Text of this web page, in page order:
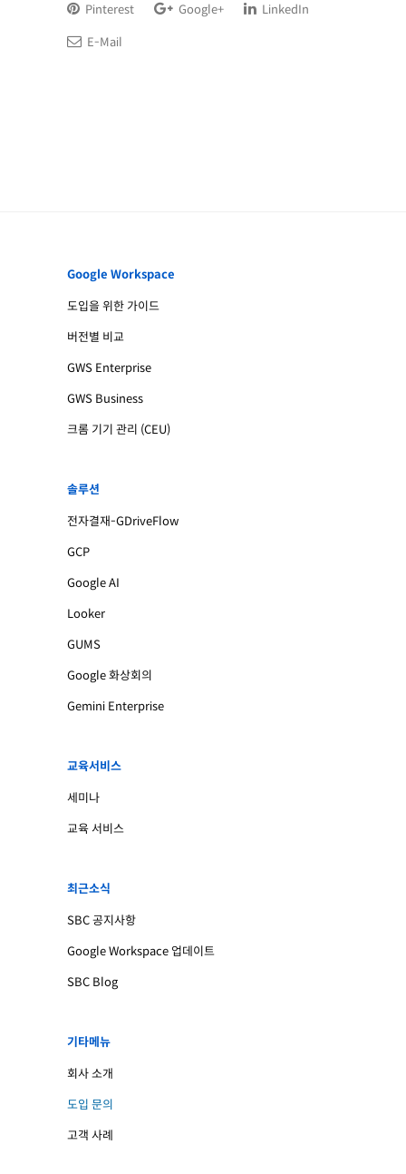
Pinterest Google+ LinkedIn
E-Mail
Google Workspace
도입을 위한 가이드
버전별 비교
GWS Enterprise
GWS Business
크롬 기기 관리 (CEU)
솔루션
전자결재-GDriveFlow
GCP
Google AI
Looker
GUMS
Google 화상회의
Gemini Enterprise
교육서비스
세미나
교육 서비스
최근소식
SBC 공지사항
Google Workspace 업데이트
SBC Blog
기타메뉴
회사 소개
도입 문의
고객 사례